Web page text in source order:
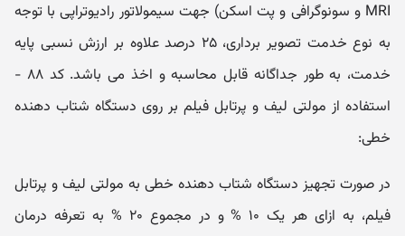
MRI و سونوگرافی و پت اسکن) جهت سیمولاتور رادیوتراپی با توجه
به نوع خدمت تصویر برداری، ۲۵ درصد علاوه بر ارزش نسبی پایه
خدمت، به طور جداگانه قابل محاسبه و اخذ می باشد. کد ۸۸ -
استفاده از مولتی لیف و پرتابل فیلم بر روی دستگاه شتاب دهنده
خطی:
در صورت تجهیز دستگاه شتاب دهنده خطی به مولتی لیف و پرتابل
فیلم، به ازای هر یک ۱۰ % و در مجموع ۲۰ % به تعرفه درمان